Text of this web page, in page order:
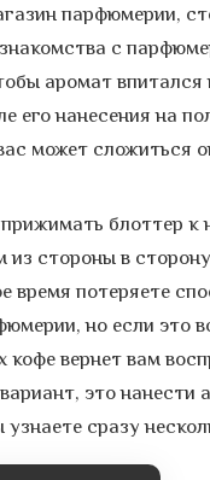
парфюмерии,
с
аромат
его нанесения на
может сложиться
блоттер к
из стороны в
время потеряете
но если это
кофе вернет вам
это нанести
узнаете сразу